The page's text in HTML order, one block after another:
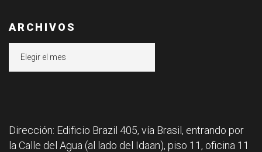
ARCHIVOS
Dirección: Edificio Brazil 405, vía Brasil, entrando por
la Calle del Agua (al lado del Idaan), piso 11, oficina 11